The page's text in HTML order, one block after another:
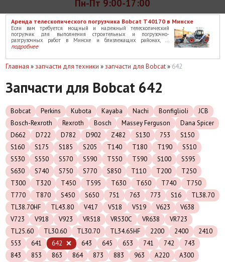
Пн-Пт 9:00-17:00
Аренда телескопического погрузчика Bobcat T40170 в Минске
Если вам требуется мощный и надежный телескопический
погрузчик для выполнения строительных и погрузочно-
разгрузочных работ в Минске и близлежащих районах, ...
подробнее
Главная »запчасти для техники »запчасти для Bobcat» 642
Запчасти для Bobcat 642
Bobcat Perkins Kubota Kayaba Nachi Bonfiglioli
JCB
Bosch-Rexroth
Rexroth Bosch Massey Ferguson
Dana Spicer
D662
D722 D782 D902 Z482 S130 753
S150
S160
S175 S185 S205 T140 T180 T190
S510
S530
S550 S570 S590 T550 T590 S100
S595
S630
S740 S750 S770 S850 T110 T200
T250
T300
T320 T450 T595 T630 T650 T740
T750
T770
T870 S450 S650 751 763 773 S16
TL38.70
TL38.70HF
TL43.80 V417 V518 V519 V623
V638
V723
V918 V923 VR518 VR530C VR638
VR723
TL25.60
TL30.60 TL30.70 TL34.65HF 2200 2400
2410
553
641 642 643 645 653 741 742
743
843
853 863 864 873 883 963 A220
A300